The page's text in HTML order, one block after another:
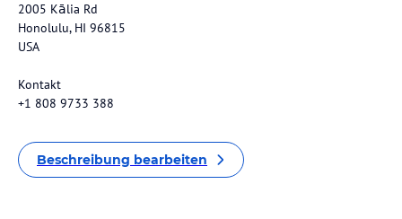
2005 Kālia Rd
Honolulu, HI 96815
USA
Kontakt
+1 808 9733 388
Beschreibung bearbeiten